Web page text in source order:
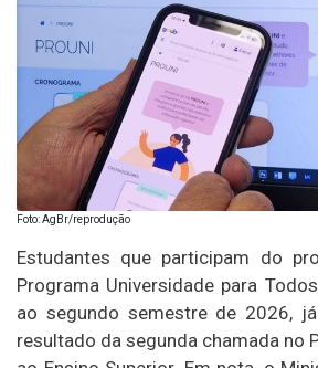
Foto: AgBr/reprodução
Estudantes que participam do
Programa Universidade para
ao segundo semestre de 2026,
resultado da segunda chamada no